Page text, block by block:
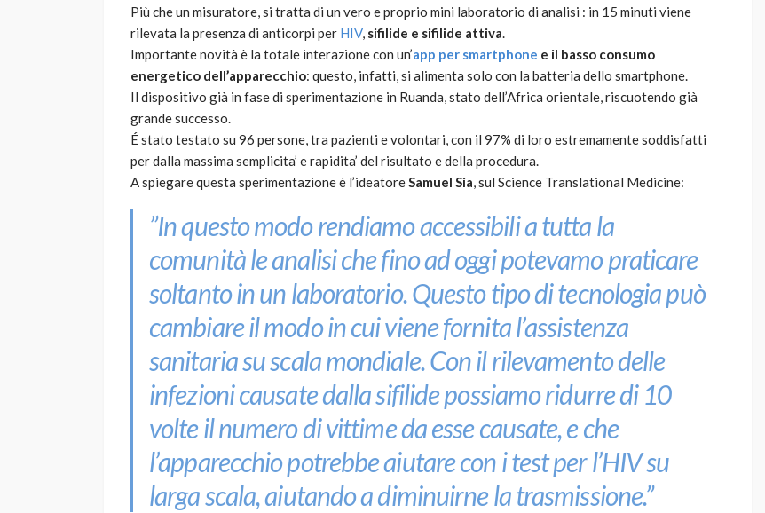
Più che un misuratore, si tratta di un vero e proprio mini laboratorio di analisi : in 15 minuti viene
rilevata la presenza di anticorpi per HIV, sifilide e sifilide attiva.
Importante novità è la totale interazione con un’app per smartphone e il basso consumo
energetico dell’apparecchio: questo, infatti, si alimenta solo con la batteria dello smartphone.
Il dispositivo già in fase di sperimentazione in Ruanda, stato dell’Africa orientale, riscuotendo già
grande successo.
É stato testato su 96 persone, tra pazienti e volontari, con il 97% di loro estremamente soddisfatti
per dalla massima semplicita’ e rapidita’ del risultato e della procedura.
A spiegare questa sperimentazione è l’ideatoreSamuel Sia, sul Science Translational Medicine:
”In questo modo rendiamo accessibili a tutta la
comunità le analisi che fino ad oggi potevamo praticare
soltanto in un laboratorio. Questo tipo di tecnologia può
cambiare il modo in cui viene fornita l’assistenza
sanitaria su scala mondiale. Con il rilevamento delle
infezioni causate dalla sifilide possiamo ridurre di 10
volte il numero di vittime da esse causate, e che
l’apparecchio potrebbe aiutare con i test per l’HIV su
larga scala, aiutando a diminuirne la trasmissione.”
scegliere per il tuo prato
god 1 anno ago 784
abbracciano la stessa causa